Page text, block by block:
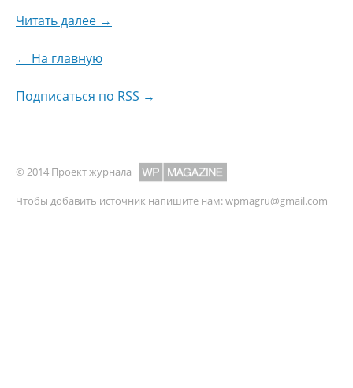
Читать далее →
← На главную
Подписаться по RSS →
© 2014 Проект журнала
Чтобы добавить источник напишите нам:wpmagru@gmail.com